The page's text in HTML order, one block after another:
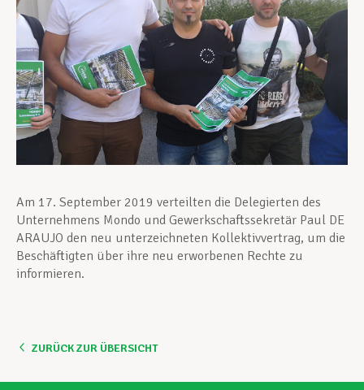
Mitglied werden
Aktuell
Am 17. September 2019 verteilten die Delegierten des
Unternehmens Mondo und Gewerkschaftssekretär Paul DE
ARAUJO den neu unterzeichneten Kollektivvertrag, um die
Beschäftigten über ihre neu erworbenen Rechte zu
informieren.
ZURÜCK ZUR ÜBERSICHT